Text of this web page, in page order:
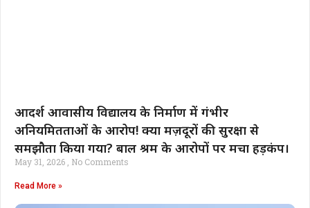
आदर्श आवासीय विद्यालय के निर्माण में गंभीर
अनियमितताओं के आरोप! क्या मज़दूरों की सुरक्षा से
समझौता किया गया? बाल श्रम के आरोपों पर मचा हड़कंप।
May 31, 2026 No Comments
Read More »